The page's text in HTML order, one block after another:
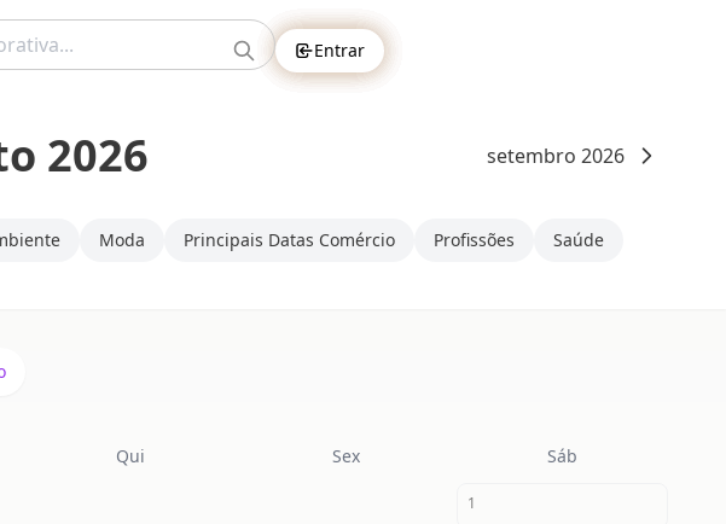
Entrar
2026 setembro 2026
Moda Principais Datas Comércio Profissões Saúde
Qui Sex Sáb
1